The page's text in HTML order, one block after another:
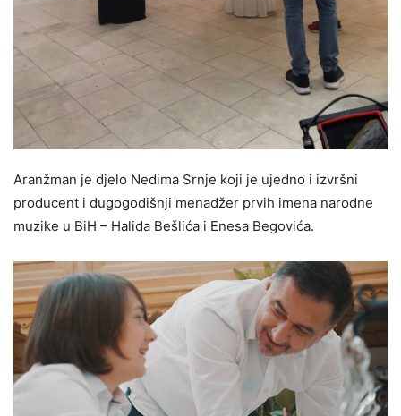
Aranžman je djelo Nedima Srnje koji je ujedno i izvršni
producent i dugogodišnji menadžer prvih imena narodne
muzike u BiH – Halida Bešlića i Enesa Begovića.